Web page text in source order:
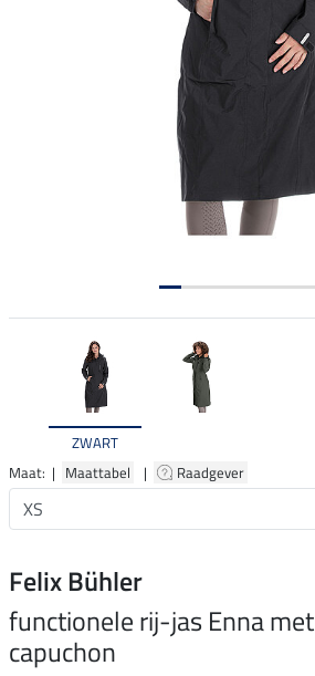
ZWART
Maat: | Maattabel | Raadgever
Felix Bühler
functionele rij-jas Enna met
capuchon